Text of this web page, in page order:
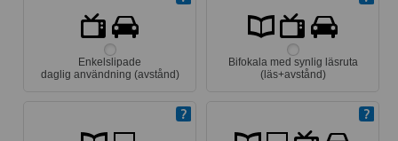
Enkelslipade
daglig användning (avstånd)
Bifokala med synlig läsruta
(läs+avstånd)